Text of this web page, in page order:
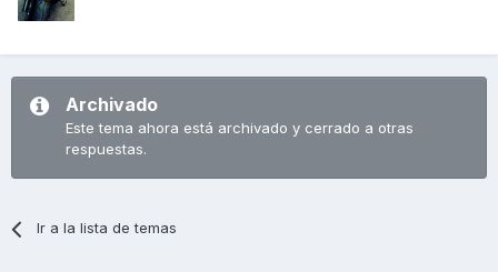
Archivado
Este tema ahora está archivado y cerrado a otras
respuestas.
Ir a la lista de temas